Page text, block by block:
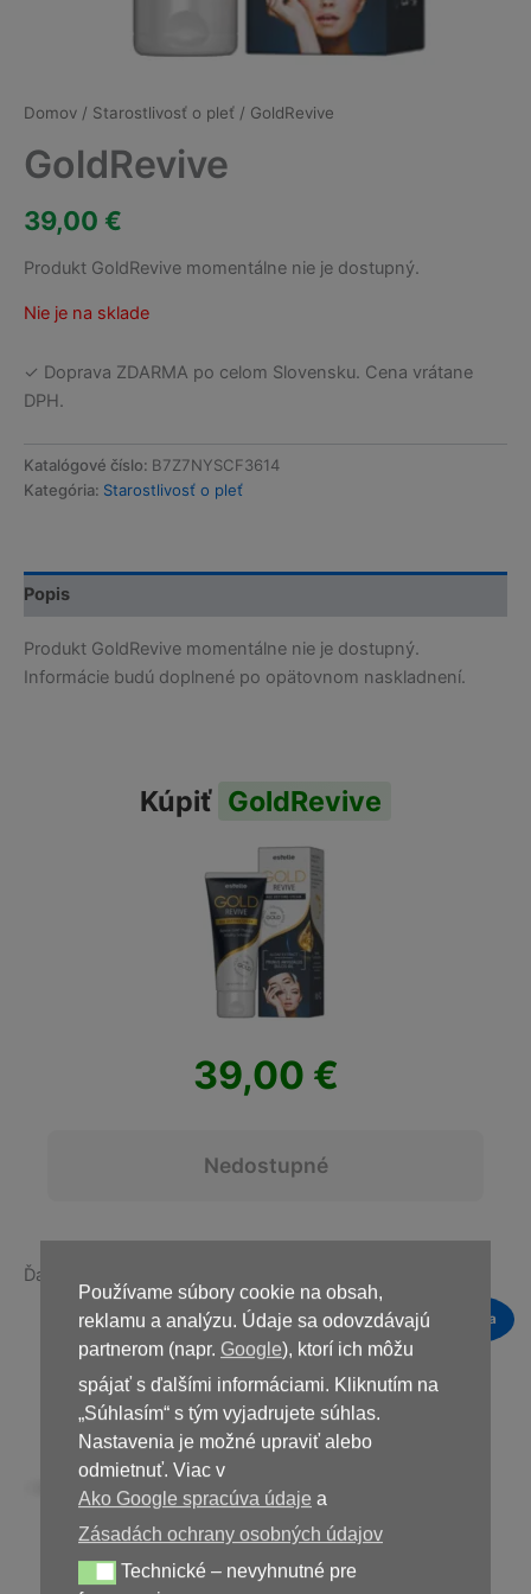
Používame súbory cookie na obsah,
reklamu a analýzu. Údaje sa odovzdávajú
partnerom (napr. Google), ktorí ich môžu
spájať s ďalšími informáciami. Kliknutím na
„Súhlasím“ s tým vyjadrujete súhlas.
Nastavenia je možné upraviť alebo
odmietnuť. Viac v
Ako Google spracúva údaje a
Zásadách ochrany osobných údajov
Technické – nevyhnutné pre fungovanie
Technické – nevyhnutné pre
Domov / Starostlivosť o pleť / GoldRevive
GoldRevive
39,00 €
Produkt GoldRevive momentálne nie je dostupný.
Nie je na sklade
✓ Doprava ZDARMA po celom Slovensku. Cena vrátane
DPH.
Katalógové číslo: B7Z7NYSCF3614
Kategória: Starostlivosť o pleť
Popis
Produkt GoldRevive momentálne nie je dostupný.
Informácie budú doplnené po opätovnom naskladnení.
Kúpiť GoldRevive
39,00 €
Nedostupné
Ďalšie produkty v rovnakej kategórii:
Novinka
Ellesse Cream
Novinka
Zľava!